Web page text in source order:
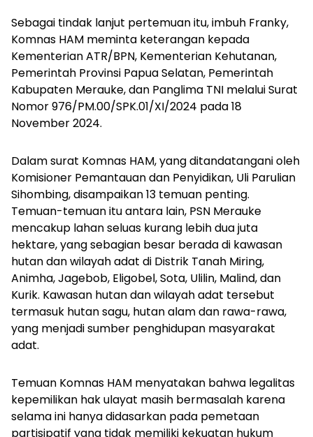
Sebagai tindak lanjut pertemuan itu, imbuh Franky,
Komnas HAM meminta keterangan kepada
Kementerian ATR/BPN, Kementerian Kehutanan,
Pemerintah Provinsi Papua Selatan, Pemerintah
Kabupaten Merauke, dan Panglima TNI melalui Surat
Nomor 976/PM.00/SPK.01/XI/2024 pada 18
November 2024.
Dalam surat Komnas HAM, yang ditandatangani oleh
Komisioner Pemantauan dan Penyidikan, Uli Parulian
Sihombing, disampaikan 13 temuan penting.
Temuan-temuan itu antara lain, PSN Merauke
mencakup lahan seluas kurang lebih dua juta
hektare, yang sebagian besar berada di kawasan
hutan dan wilayah adat di Distrik Tanah Miring,
Animha, Jagebob, Eligobel, Sota, Ulilin, Malind, dan
Kurik. Kawasan hutan dan wilayah adat tersebut
termasuk hutan sagu, hutan alam dan rawa-rawa,
yang menjadi sumber penghidupan masyarakat
adat.
Temuan Komnas HAM menyatakan bahwa legalitas
kepemilikan hak ulayat masih bermasalah karena
selama ini hanya didasarkan pada pemetaan
partisipatif yang tidak memiliki kekuatan hukum